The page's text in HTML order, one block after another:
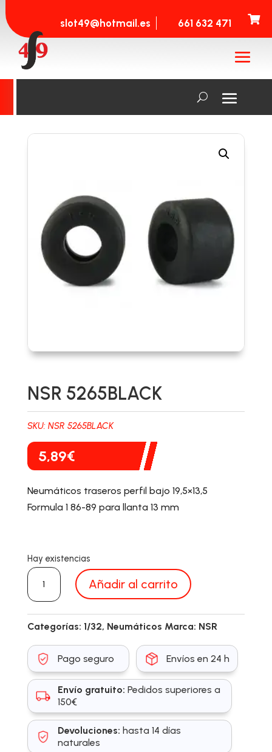
slot49@hotmail.es 661 632 471 
NSR 5265BLACK
SKU: NSR 5265BLACK
5,89€
Neumáticos traseros perfil bajo 19,5×13,5
Formula 1 86-89 para llanta 13 mm
Hay existencias
NSR
5265BLACK
Añadir al carrito
Categorías: 1/32, Neumáticos Marca: NSR
Pago seguro Envíos en 24 h
Envío gratuito: Pedidos superiores a
150€
Devoluciones: hasta 14 días
naturales